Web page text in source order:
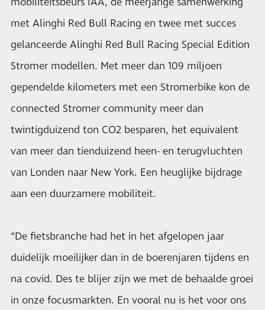
met Alinghi Red Bull Racing en twee met succes
gelanceerde Alinghi Red Bull Racing Special Edition
Stromer modellen. Met meer dan 109 miljoen
gependelde kilometers met een Stromerbike kon de
connected Stromer community meer dan
twintigduizend ton CO2 besparen, het equivalent
van meer dan tienduizend heen- en terugvluchten
van Londen naar New York. Een heuglijke bijdrage
aan een duurzamere mobiliteit.
“De fietsbranche had het in het afgelopen jaar
duidelijk moeilijker dan in de boerenjaren tijdens en
na covid. Des te blijer zijn we met de behaalde groei
in onze focusmarkten. En vooral nu is het voor ons